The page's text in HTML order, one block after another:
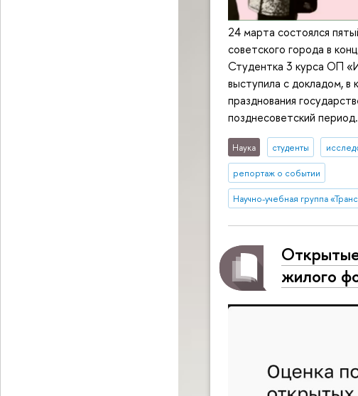
24 марта состоялся
советского города в
Студентка 3 курса ОП
выступила с докладом, в
празднования
позднесоветский период.
Наука студенты
репортаж о событии
Научно-учебная группа
жилого